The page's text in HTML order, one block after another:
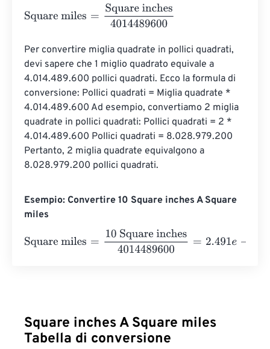
Square miles Square inches4014489600
Per convertire miglia quadrate in pollici quadrati,
devi sapere che 1 miglio quadrato equivale a
4.014.489.600 pollici quadrati. Ecco la formula di
conversione: Pollici quadrati = Miglia quadrate *
4.014.489.600 Ad esempio, convertiamo 2 miglia
quadrate in pollici quadrati: Pollici quadrati = 2 *
4.014.489.600 Pollici quadrati = 8.028.979.200
Pertanto, 2 miglia quadrate equivalgono a
8.028.979.200 pollici quadrati.
Esempio: Convertire 10 Square inches A Square
miles
Square miles
10 Square inches4014489600=2.491
Square inches A Square miles
Tabella di conversione